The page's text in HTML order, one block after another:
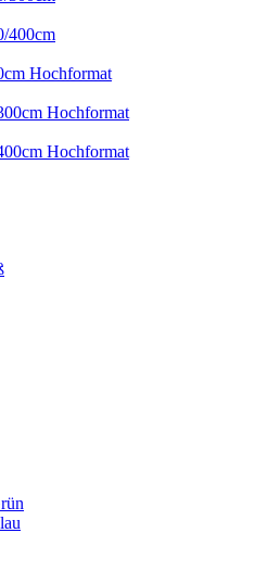
400cm
Hochformat
Hochformat
Hochformat